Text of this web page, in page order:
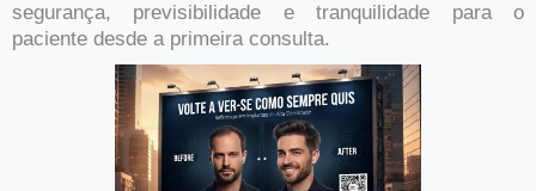
segurança, previsibilidade e tranquilidade para o
paciente desde a primeira consulta.